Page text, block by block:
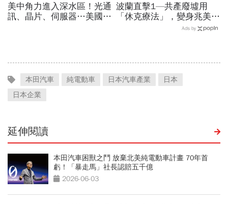
美中角力進入深水區！光通
訊、晶片、伺服器…美國制
波蘭直擊1—共產廢墟用
「休克療法」，變身兆美元
經濟體！「野牛瀕死」如何
Ads by
本田汽車 純電動車 日本汽車產業
日本
日本企業
延伸閱讀
本田汽車困獸之鬥 放棄北美純電動車計畫 70年首
虧！「暴走馬」社長認賠五千億
2026-06-03